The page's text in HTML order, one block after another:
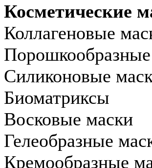
Косметические
Коллагеновые
Силиконовые
Биоматриксы
Восковые маски
Гелеобразные
Кремообразные